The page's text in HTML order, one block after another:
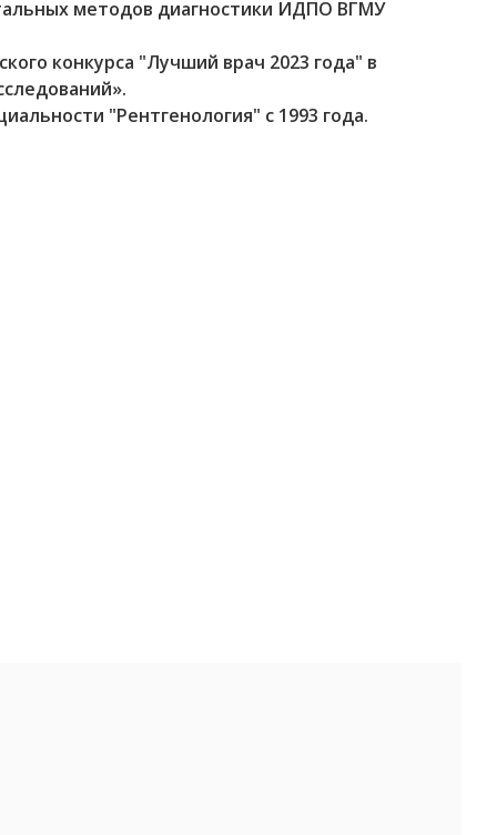
методов диагностики ИДПО ВГМУ
конкурса "Лучший врач 2023 года" в
"Рентгенология" с 1993 года.